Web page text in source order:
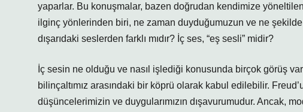
yaparlar. Bu konuşmalar, bazen doğrudan kendimize
ilginç yönlerinden biri, ne zaman duyduğumuzun ve ne
dışarıdaki seslerden farklı mıdır? İç ses, “eş sesli” midir?
İç sesin ne olduğu ve nasıl işlediği konusunda birçok görüş
bilinçaltımız arasındaki bir köprü olarak kabul edilebilir.
düşüncelerimizin ve duygularımızın dışavurumudur. Ancak,